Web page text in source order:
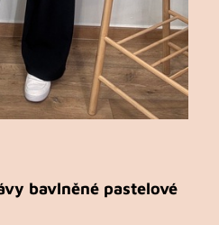
bavlněné pastelové